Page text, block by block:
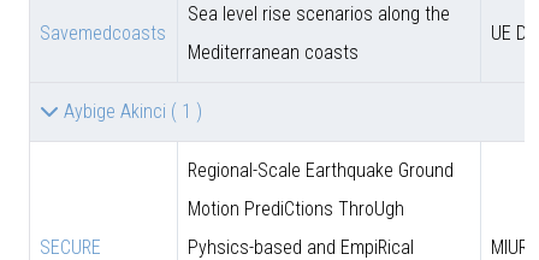
Savemedcoasts
Sea level rise scenarios along the
Mediterranean coasts
UE
Aybige Akinci ( 1 )
SECURE
Regional-Scale Earthquake Ground
Motion PrediCtions ThroUgh
Pyhsics-based and EmpiRical
MIUR